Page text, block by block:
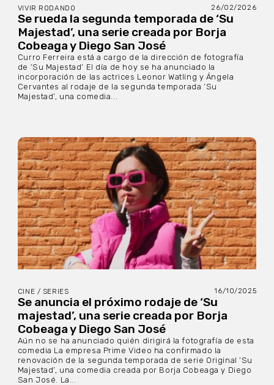
VIVIR RODANDO 26/02/2026
Se rueda la segunda temporada de ‘Su
Majestad’, una serie creada por Borja
Cobeaga y Diego San José
Curro Ferreira está a cargo de la dirección de fotografía
de ‘Su Majestad’ El día de hoy se ha anunciado la
incorporación de las actrices Leonor Watling y Ángela
Cervantes al rodaje de la segunda temporada ‘Su
Majestad’, una comedia...
CINE / SERIES 16/10/2025
Se anuncia el próximo rodaje de ‘Su
majestad’, una serie creada por Borja
Cobeaga y Diego San José
Aún no se ha anunciado quién dirigirá la fotografía de esta
comedia La empresa Prime Video ha confirmado la
renovación de la segunda temporada de serie Original ‘Su
Majestad’, una comedia creada por Borja Cobeaga y Diego
San José. La...